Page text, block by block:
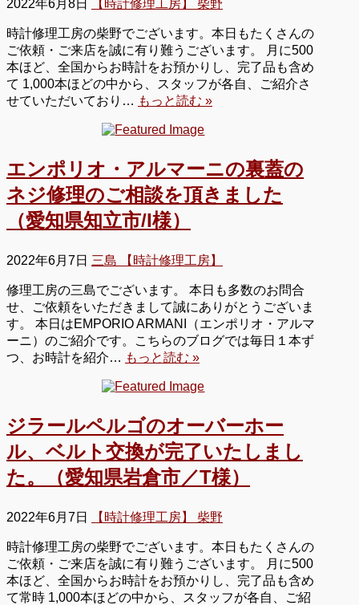
2022年6月8日 【時計修理工房】 柴野
時計修理工房の柴野でございます。本日もたくさんの
ご依頼・ご来店を誠に有り難うございます。 月に500
本ほど、全国からお時計をお預かりし、完了品も含め
て 1,000本ほどの中から、スタッフが各自、ご紹介さ
せていただいており… もっと読む »
エンポリオ・アルマーニの裏蓋の
ネジ修理のご相談を頂きました
（愛知県知立市/I様）
2022年6月7日 三島 【時計修理工房】
修理工房の三島でございます。 本日も多数のお問合
せ、ご依頼をいただきまして誠にありがとうございま
す。 本日はEMPORIO ARMANI（エンポリオ・アルマ
ーニ）のご紹介です。こちらのブログでは毎日１本ず
つ、お時計を紹介… もっと読む »
ジラールペルゴのオーバーホー
ル、ベルト交換が完了いたしまし
た。（愛知県岩倉市／T様）
2022年6月7日 【時計修理工房】 柴野
時計修理工房の柴野でございます。本日もたくさんの
ご依頼・ご来店を誠に有り難うございます。 月に500
本ほど、全国からお時計をお預かりし、完了品も含め
て常時 1,000本ほどの中から、スタッフが各自、ご紹